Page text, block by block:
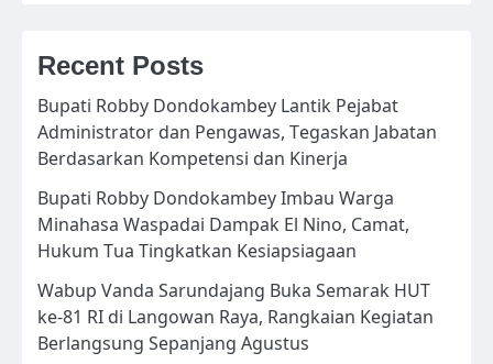
Recent Posts
Bupati Robby Dondokambey Lantik Pejabat
Administrator dan Pengawas, Tegaskan Jabatan
Berdasarkan Kompetensi dan Kinerja
Bupati Robby Dondokambey Imbau Warga
Minahasa Waspadai Dampak El Nino, Camat,
Hukum Tua Tingkatkan Kesiapsiagaan
Wabup Vanda Sarundajang Buka Semarak HUT
ke-81 RI di Langowan Raya, Rangkaian Kegiatan
Berlangsung Sepanjang Agustus